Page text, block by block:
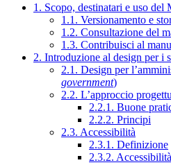
1. Scopo, destinatari e uso del
1.1. Versionamento e
1.2. Consultazione del
1.3. Contribuisci al
2. Introduzione al design per i
2.1. Design per
government)
2.2. L’approccio
2.2.1. Buone
2.2.2. Principi
2.3. Accessibilità
2.3.1. Definizione
2.3.2.